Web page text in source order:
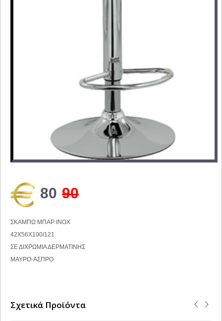
80 90
ΣΚΑΜΠΩ ΜΠΑΡ ΙΝΟΧ
42Χ56Χ100/121
ΣΕ ΔΙΧΡΩΜΙΑ ΔΕΡΜΑΤΙΝΗΣ
ΜΑΥΡΟ-ΑΣΠΡΟ
Σχετικά Προϊόντα